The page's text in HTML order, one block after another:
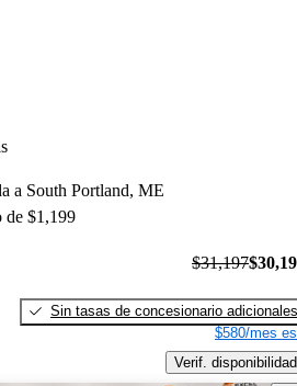
a South Portland, ME
de $1,199
$31,197
Sin tasas de concesionario adicionales
$580/mes
Verif. disponibilidad